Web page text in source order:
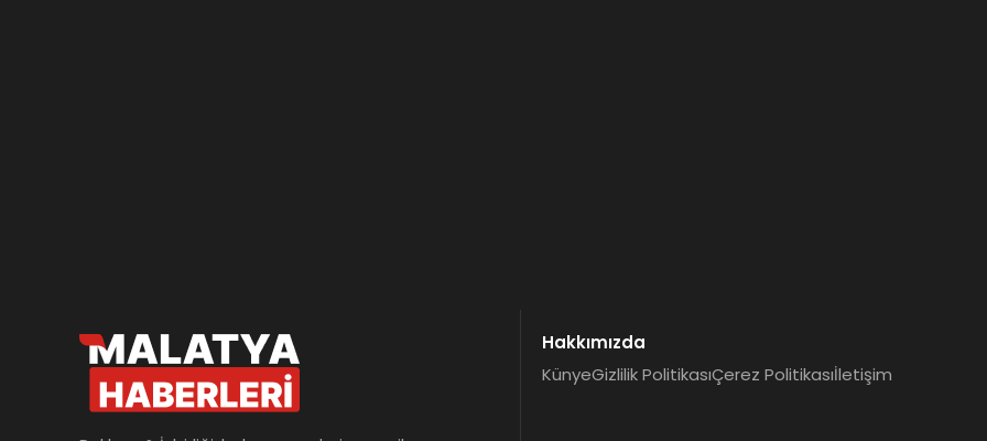
Hakkımızda
KünyeGizlilik PolitikasıÇerez Politikasıİletişim